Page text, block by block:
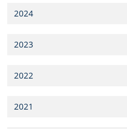
2024
2023
2022
2021